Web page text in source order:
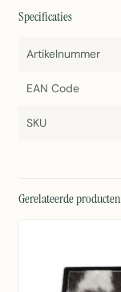
Specificaties
Artikelnummer
EAN Code
SKU
Gerelateerde producten